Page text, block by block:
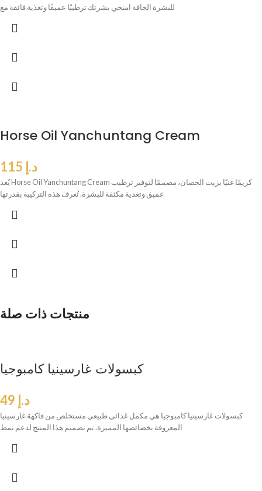
للبشرة الجافة امنحي بشرتك ترطيبًا عميقًا وتغذية فائقة مع
Horse Oil Yanchuntang Cream
د.إ
يُعد Horse Oil Yanchuntang Cream كريمًا غنيًا بزيت الحصان، مصممًا لتوفير ترطيب
عميق وتغذية مكثفة للبشرة. تُعرف هذه التركيبة بقدرتها
منتجات ذات صلة
كبسولات غارسينيا كامبوجيا
د.إ
كبسولات غارسينيا كامبوجيا هي مكمل غذائي طبيعي مستخلص من فاكهة غارسينيا
المعروفة بخصائصها المميزة. تم تصميم هذا المنتج لدعم نمط